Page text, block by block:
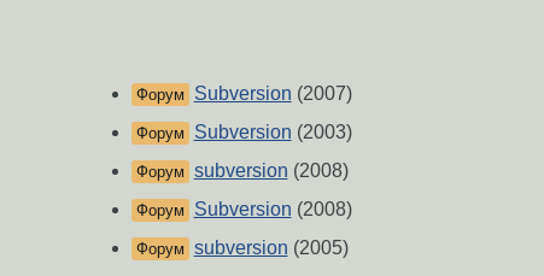
Форум Subversion (2007)
Форум Subversion (2003)
Форум subversion (2008)
Форум Subversion (2008)
Форум subversion (2005)